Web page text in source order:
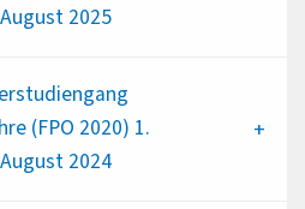
2025
(FPO 2020) 1.
2024